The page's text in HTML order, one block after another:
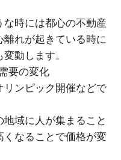
時には都心の不動産
れが起きている時に
動します。
要の変化
ンピック開催などで
域に人が集まること
くなることで価格が変